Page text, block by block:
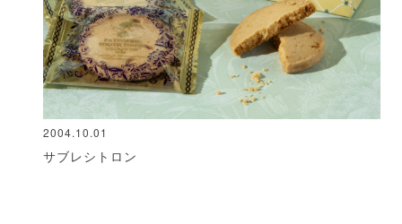
2004.10.01
サブレシトロン